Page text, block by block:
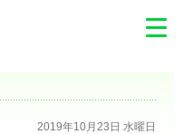
2019年10月23日 水曜日